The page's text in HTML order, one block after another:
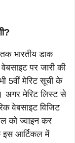
भारतीय डाक
पर जारी की
5वीं मेरिट सूची के
अगर मेरिट लिस्ट से
वेबसाइट विजिट
को ज्वाइन कर
इस आर्टिकल में